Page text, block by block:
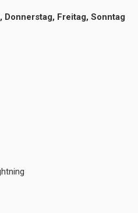
Donnerstag, Freitag, Sonntag